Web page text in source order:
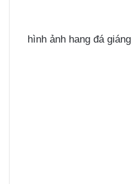
hình ảnh hang đá